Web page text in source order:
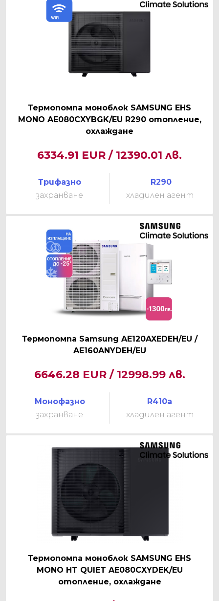
Термопомпа моноблок SAMSUNG EHS
MONO AE080CXYBGK/EU R290 отопление,
охлаждане
6334.91 EUR / 12390.01 лв.
Трифазно
захранване
R290
хладилен агент
Термопомпа Samsung AE120AXEDEH/EU /
AE160ANYDEH/EU
6646.28 EUR / 12998.99 лв.
Монофазно
захранване
R410a
хладилен агент
Термопомпа моноблок SAMSUNG EHS
MONO HT QUIET AE080CXYDEK/EU
отопление, охлаждане